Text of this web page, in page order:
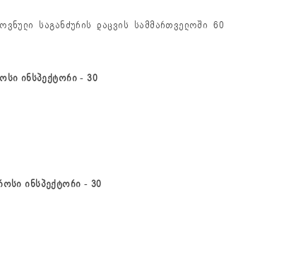
საგანძურის დაცვის სამმართველოში 60
ინსპექტორი -30
ინსპექტორი - 30